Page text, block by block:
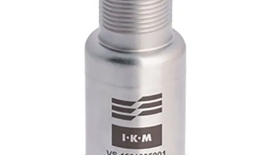
Frekvensomformere
Miljø og sikkerhet